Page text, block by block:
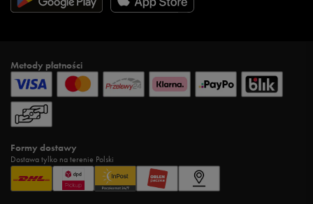
Metody płatności
Formy dostawy
Dostawa tylko na terenie Polski